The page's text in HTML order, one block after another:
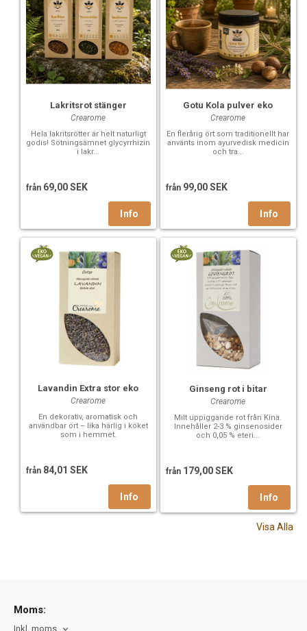
Lakritsrot stänger
Crearome
Hela lakritsrötter är helt naturligt
godis! Sötningsämnet glycyrrhizin
i lakr...
från 69,00 SEK
Gotu Kola pulver eko
Crearome
En flerårig ört som traditionellt har
använts inom ayurvedisk medicin
och tra...
från 99,00 SEK
Lavandin Extra stor eko
Crearome
En dekorativ, aromatisk och
användbar ört – lika härlig i köket
som i hemmet.
från 84,01 SEK
Ginseng rot i bitar
Crearome
Milt uppiggande rot från Kina.
Innehåller 2-3 % ginsenosider
och 0,05 % eteri...
från 179,00 SEK
Visa Alla
Moms:
Inkl. moms